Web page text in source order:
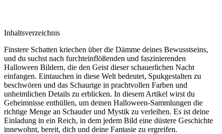
Inhaltsverzeichnis
Finstere Schatten kriechen über die Dämme deines Bewusstseins,
und du suchst nach furchteinflößenden und faszinierenden
Halloween Bildern, die den Geist dieser schauerlichen Nacht
einfangen. Eintauchen in diese Welt bedeutet, Spukgestalten zu
beschwören und das Schaurige in prachtvollen Farben und
unheimlichen Details zu erblicken. In diesem Artikel wirst du
Geheimnisse enthüllen, um deinen Halloween-Sammlungen die
richtige Menge an Schauder und Mystik zu verleihen. Es ist deine
Einladung in ein Reich, in dem jedem Bild eine düstere Geschichte
innewohnt, bereit, dich und deine Fantasie zu ergreifen.